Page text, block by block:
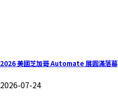
2026 美國芝加哥 Automate 展圓滿落幕
2026-07-24